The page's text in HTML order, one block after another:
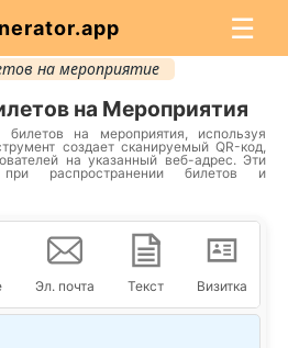
☰
на мероприятие
на Мероприятия
билетов на мероприятия, используя
создает сканируемый QR-код,
на указанный веб-адрес. Эти
распространении билетов и
Эл. почта Текст Визитка